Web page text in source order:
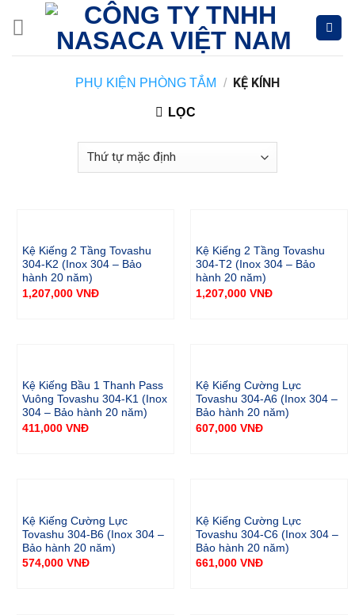
PHỤ KIỆN PHÒNG TẮM / KỆ KÍNH
LỌC
Kệ Kiếng 2 Tầng Tovashu
304-K2 (Inox 304 – Bảo
hành 20 năm)
1,207,000 VNĐ
Kệ Kiếng 2 Tầng Tovashu
304-T2 (Inox 304 – Bảo
hành 20 năm)
1,207,000 VNĐ
Kệ Kiếng Bầu 1 Thanh Pass
Vuông Tovashu 304-K1 (Inox
304 – Bảo hành 20 năm)
411,000 VNĐ
Kệ Kiếng Cường Lực
Tovashu 304-A6 (Inox 304 –
Bảo hành 20 năm)
607,000 VNĐ
Kệ Kiếng Cường Lực
Tovashu 304-B6 (Inox 304 –
Bảo hành 20 năm)
574,000 VNĐ
Kệ Kiếng Cường Lực
Tovashu 304-C6 (Inox 304 –
Bảo hành 20 năm)
661,000 VNĐ